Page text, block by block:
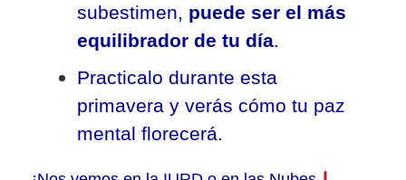
subestimen, puede ser el más
equilibrador de tu día.
Practicalo durante esta
primavera y verás cómo tu paz
mental florecerá.